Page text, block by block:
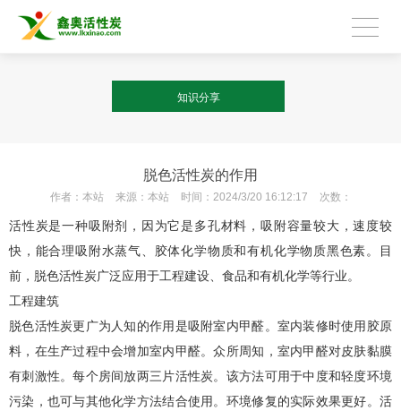
知识分享
脱色活性炭的作用
作者： 本站 来源： 本站 时间： 2024/3/20 16:12:17 次数：
活性炭是一种吸附剂，因为它是多孔材料，吸附容量较大，速度较
快，能合理吸附水蒸气、胶体化学物质和有机化学物质黑色素。目
前，脱色活性炭广泛应用于工程建设、食品和有机化学等行业。
工程建筑
脱色活性炭更广为人知的作用是吸附室内甲醛。室内装修时使用胶原
料，在生产过程中会增加室内甲醛。众所周知，室内甲醛对皮肤黏膜
有刺激性。每个房间放两三片活性炭。该方法可用于中度和轻度环境
污染，也可与其他化学方法结合使用。环境修复的实际效果更好。活